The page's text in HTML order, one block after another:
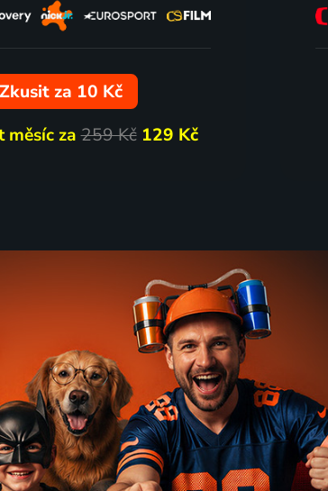
Zkusit za 10 Kč
měsíc za259 Kč 129 Kč